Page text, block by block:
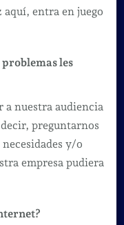
aquí, entra en juego
problemas les
a nuestra audiencia
decir, preguntarnos
y/o
empresa pudiera